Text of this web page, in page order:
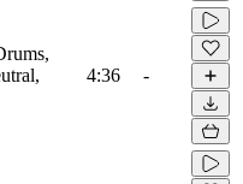
4:36 -